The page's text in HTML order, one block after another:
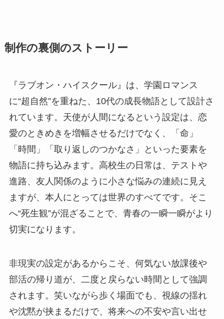
制作の裏側のストーリー
『ラブオン・ハイスクール』は、学園ロマンス
に“超自然”を重ねた、10代の成長物語として設計さ
れています。天使が人間になるという設定は、恋
愛のときめきを増幅させるだけでなく、「命」
「時間」「取り返しのつかなさ」といった要素を
物語に持ち込みます。高校生の日常は、テストや
進路、友人関係のように小さな悩みの連続に見え
ますが、本人にとっては世界のすべてです。そこ
へ“死生観”が混ざることで、青春の一瞬一瞬がより
切実になります。
非現実の設定があるからこそ、何気ない放課後や
部活の帰り道が、二度と戻らない時間として強調
されます。笑いながら歩く場面でも、視線の揺れ
や沈黙が挟まるだけで、将来への不安や言い出せ